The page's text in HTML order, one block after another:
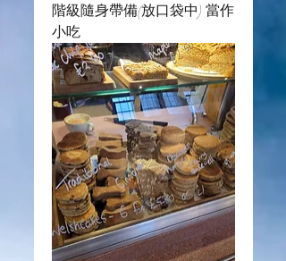
階級隨身帶備(放口袋中) 當作
小吃